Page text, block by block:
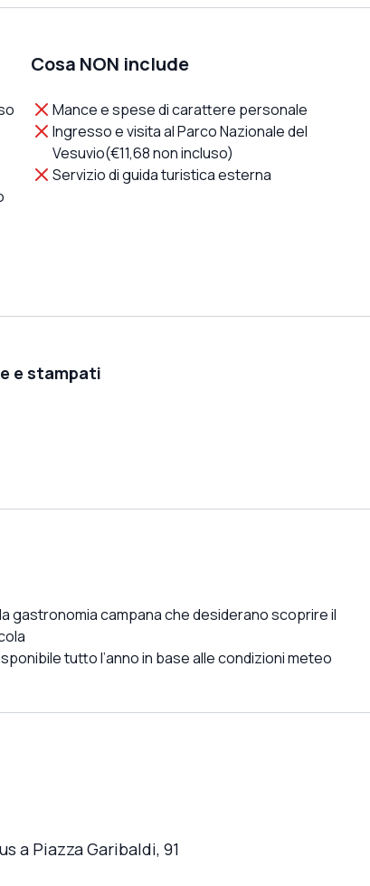
Cosa NON include
Mance e spese di carattere personale
Ingresso e visita al Parco Nazionale del
Vesuvio(€11,68 non incluso)
Servizio di guida turistica esterna
e stampati
gastronomia campana che desiderano scoprire il
tutto l’anno in base alle condizioni meteo
a Piazza Garibaldi, 91